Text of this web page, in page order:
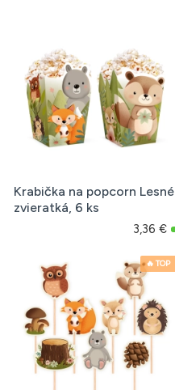
Krabička na popcorn Lesné
zvieratká, 6 ks
3,36 €
🔥 TOP